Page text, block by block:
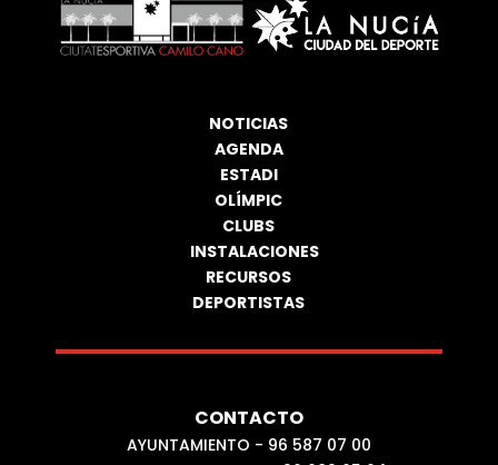
NOTICIAS
AGENDA
ESTADI
OLÍMPIC
CLUBS
INSTALACIONES
RECURSOS
DEPORTISTAS
CONTACTO
AYUNTAMIENTO - 96 587 07 00